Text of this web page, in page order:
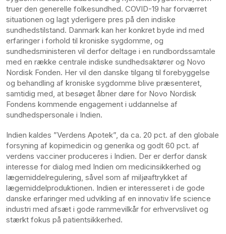
truer den generelle folkesundhed. COVID-19 har forværret
situationen og lagt yderligere pres på den indiske
sundhedstilstand. Danmark kan her konkret byde ind med
erfaringer i forhold til kroniske sygdomme, og
sundhedsministeren vil derfor deltage i en rundbordssamtale
med en række centrale indiske sundhedsaktører og Novo
Nordisk Fonden. Her vil den danske tilgang til forebyggelse
og behandling af kroniske sygdomme blive præsenteret,
samtidig med, at besøget åbner døre for Novo Nordisk
Fondens kommende engagement i uddannelse af
sundhedspersonale i Indien.
Indien kaldes ”Verdens Apotek”, da ca. 20 pct. af den globale
forsyning af kopimedicin og generika og godt 60 pct. af
verdens vacciner produceres i Indien. Der er derfor dansk
interesse for dialog med Indien om medicinsikkerhed og
lægemiddelregulering, såvel som af miljøaftrykket af
lægemiddelproduktionen. Indien er interesseret i de gode
danske erfaringer med udvikling af en innovativ life science
industri med afsæt i gode rammevilkår for erhvervslivet og
stærkt fokus på patientsikkerhed.